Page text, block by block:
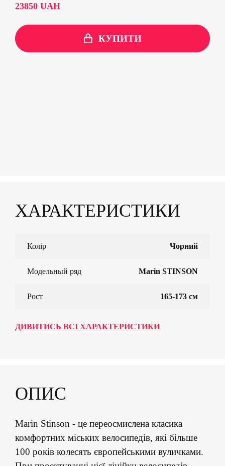
23850 UAH
КУПИТИ
ХАРАКТЕРИСТИКИ
Колір Чорний
Модельный ряд Marin STINSON
Рост 165-173 см
ДИВИТИСЬ ВСІ ХАРАКТЕРИСТИКИ
ОПИС
Marin Stinson - це переосмислена класика
комфортних міських велосипедів, які більше
100 років колесять європейськими вуличками.